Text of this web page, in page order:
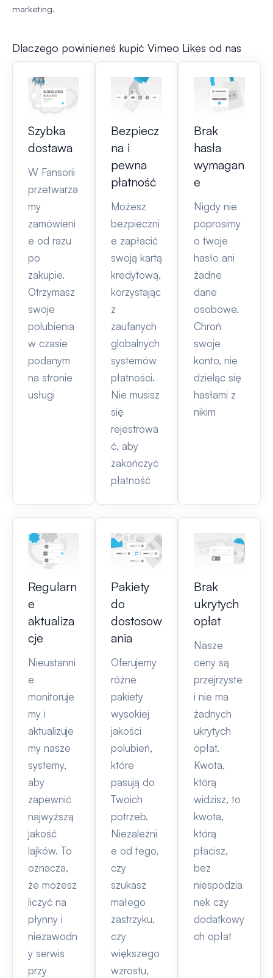
marketing.
Dlaczego powinieneś kupić Vimeo Likes od nas
Szybka
dostawa
W Fansorii
przetwarza
my
zamówieni
e od razu
po
zakupie.
Otrzymasz
swoje
polubienia
w czasie
podanym
na stronie
usługi
Bezpiecz
na i
pewna
płatność
Możesz
bezpieczni
e zapłacić
swoją kartą
kredytową,
korzystając
z
zaufanych
globalnych
systemów
płatności.
Nie musisz
się
rejestrowa
ć, aby
zakończyć
płatność
Brak
hasła
wymagan
e
Nigdy nie
poprosimy
o twoje
hasło ani
żadne
dane
osobowe.
Chroń
swoje
konto, nie
dzieląc się
hasłami z
nikim
Regularn
e
aktualiza
cje
Nieustanni
e
monitoruje
my i
aktualizuje
my nasze
systemy,
aby
zapewnić
najwyższą
jakość
lajków. To
oznacza,
że możesz
liczyć na
płynny i
niezawodn
y serwis
przy
Pakiety
do
dostosow
ania
Oferujemy
różne
pakiety
wysokiej
jakości
polubień,
które
pasują do
Twoich
potrzeb.
Niezależni
e od tego,
czy
szukasz
małego
zastrzyku,
czy
większego
wzrostu,
Brak
ukrytych
opłat
Nasze
ceny są
przejrzyste
i nie ma
żadnych
ukrytych
opłat.
Kwota,
którą
widzisz, to
kwota,
którą
płacisz,
bez
niespodzia
nek czy
dodatkowy
ch opłat